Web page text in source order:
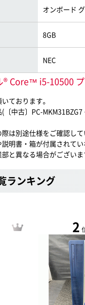
オンボード
8GB
NEC
® Core™ i5-10500
ております。
中古〕PC-
は別途仕様をご確認して
明書・箱が付属されてい
と異なる場合がございま
ランキング
2